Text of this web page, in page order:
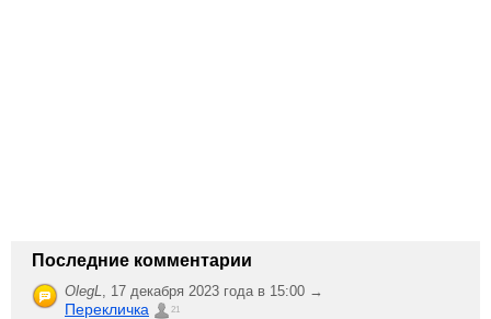
Последние комментарии
OlegL, 17 декабря 2023 года в 15:00 →
Перекличка 21